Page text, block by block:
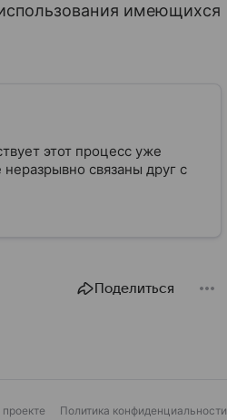
имеющихся
этот процесс уже
связаны друг с
Поделиться
Политика конфиденциальности